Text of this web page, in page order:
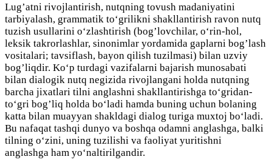
Lug’atni rivojlantirish, nutqning tovush madaniyatini
tarbiyalash, grammatik to‘grilikni shakllantirish ravon nutq
tuzish usullarini o‘zlashtirish (bog’lovchilar, o‘rin-hol,
leksik takrorlashlar, sinonimlar yordamida gaplarni bog’lash
vositalari; tavsiflash, bayon qilish tuzilmasi) bilan uzviy
bog’liqdir. Ko‘p turdagi vazifalarni bajarish munosabati
bilan dialogik nutq negizida rivojlangani holda nutqning
barcha jixatlari tilni anglashni shakllantirishga to‘gridan-
to‘gri bog’liq holda bo‘ladi hamda buning uchun bolaning
katta bilan muayyan shakldagi dialog turiga muxtoj bo‘ladi.
Bu nafaqat tashqi dunyo va boshqa odamni anglashga, balki
tilning o‘zini, uning tuzilishi va faoliyat yuritishni
anglashga ham yo‘naltirilgandir.